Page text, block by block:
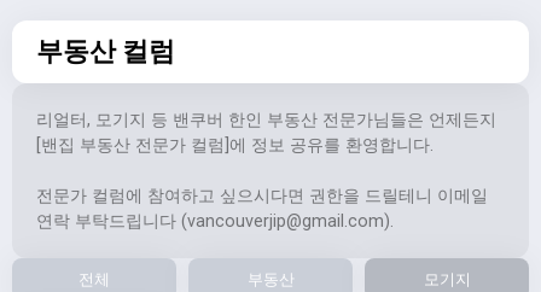
부동산 컬럼
리얼터, 모기지 등 밴쿠버 한인 부동산 전문가님들은 언제든지
[밴집 부동산 전문가 컬럼]에 정보 공유를 환영합니다.
전문가 컬럼에 참여하고 싶으시다면 권한을 드릴테니 이메일
연락 부탁드립니다 (vancouverjip@gmail.com).
전체 부동산 모기지